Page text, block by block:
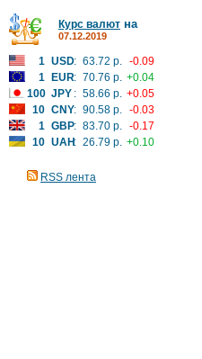
Курс валют на
07.12.2019
1 USD: 63.72 р. -0.09
1
EUR: 70.76 р. +0.04
100 JPY : 58.66 р. +0.05
10 CNY: 90.58 р. -0.03
1 GBP: 83.70 р. -0.17
10 UAH: 26.79 р. +0.10
RSS лента